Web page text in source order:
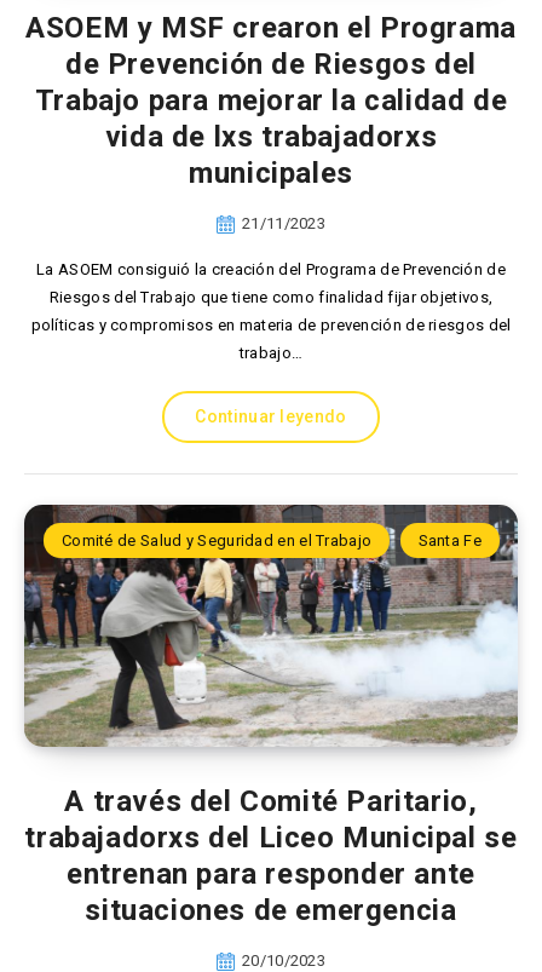
ASOEM y MSF crearon el Programa
de Prevención de Riesgos del
Trabajo para mejorar la calidad de
vida de lxs trabajadorxs
municipales
21/11/2023
La ASOEM consiguió la creación del Programa de Prevención de
Riesgos del Trabajo que tiene como finalidad fijar objetivos,
políticas y compromisos en materia de prevención de riesgos del
trabajo…
Continuar leyendo
Comité de Salud y Seguridad en el Trabajo Santa Fe
A través del Comité Paritario,
trabajadorxs del Liceo Municipal se
entrenan para responder ante
situaciones de emergencia
20/10/2023